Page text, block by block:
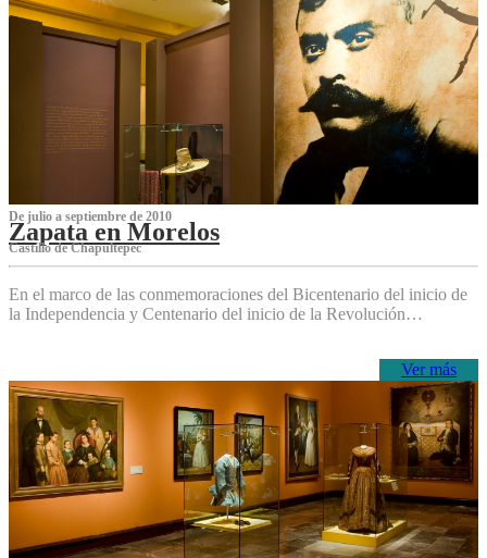
De julio a septiembre de 2010
Zapata en Morelos
Castillo de Chapultepec
En el marco de las conmemoraciones del Bicentenario del inicio de
la Independencia y Centenario del inicio de la Revolución…
Ver más